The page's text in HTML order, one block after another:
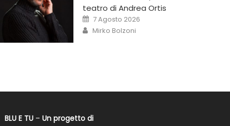
teatro di Andrea Ortis
7 Agosto 2026
Mirko Bolzoni
BLU E TU– Un progetto di